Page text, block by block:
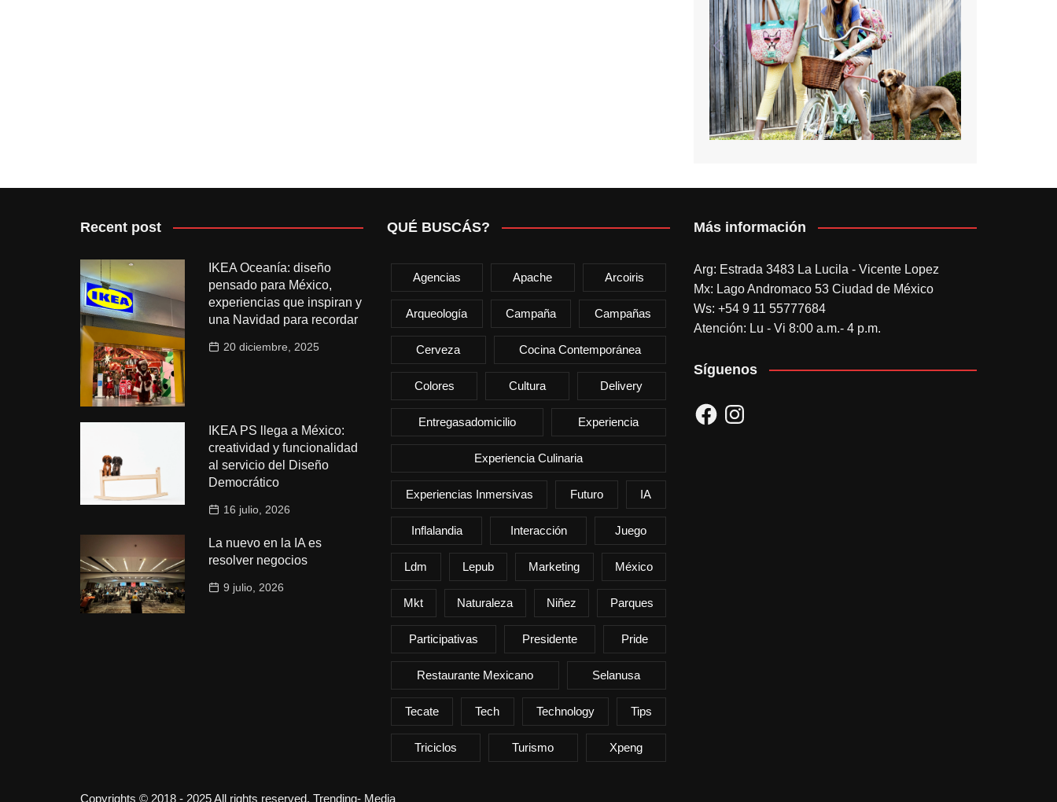
Recent post
IKEA Oceanía: diseño
pensado para México,
experiencias que inspiran y
una Navidad para recordar
20 diciembre, 2025
IKEA PS llega a México:
creatividad y funcionalidad
al servicio del Diseño
Democrático
16 julio, 2026
La nuevo en la IA es
resolver negocios
9 julio, 2026
QUÉ BUSCÁS?
Agencias Apache Arcoiris
Arqueología Campaña Campañas
Cerveza Cocina Contemporánea
Colores Cultura Delivery
Entregasadomicilio Experiencia
Experiencia Culinaria
Experiencias Inmersivas Futuro IA
Inflalandia Interacción Juego
Ldm Lepub Marketing México
Mkt Naturaleza Niñez Parques
Participativas Presidente Pride
Restaurante Mexicano Selanusa
Tecate Tech Technology Tips
Triciclos Turismo Xpeng
Más información
Arg: Estrada 3483 La Lucila - Vicente Lopez
Mx: Lago Andromaco 53 Ciudad de México
Ws: +54 9 11 55777684
Atención: Lu - Vi 8:00 a.m.- 4 p.m.
Síguenos
FacebookInstagram
Copyrights © 2018 - 2025 All rights reserved. Trending- Media